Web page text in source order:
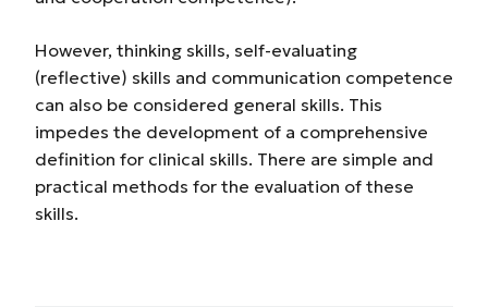
However, thinking skills, self-evaluating
(reflective) skills and communication competence
can also be considered general skills. This
impedes the development of a comprehensive
definition for clinical skills. There are simple and
practical methods for the evaluation of these
skills.